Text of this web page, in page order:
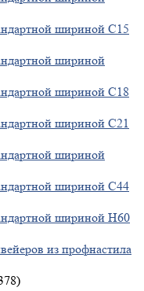
шириной С15
шириной
шириной С18
шириной С21
шириной
шириной С44
шириной Н60
из профнастила